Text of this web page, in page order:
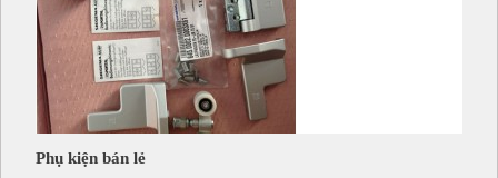
Phụ kiện bán lẻ